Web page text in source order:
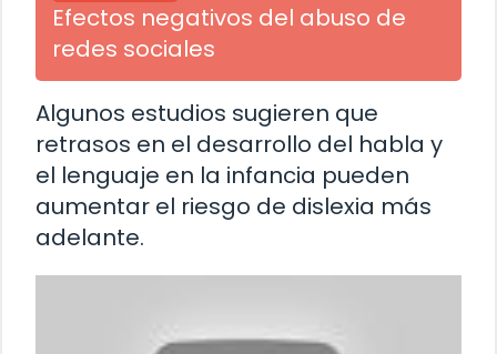
Efectos negativos del abuso de
redes sociales
Algunos estudios sugieren que
retrasos en el desarrollo del habla y
el lenguaje en la infancia pueden
aumentar el riesgo de dislexia más
adelante.